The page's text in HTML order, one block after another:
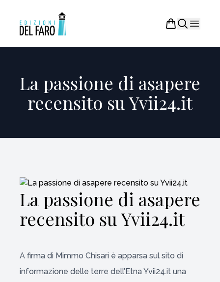
La passione di asapere
recensito su Yvii24.it
La passione di asapere
recensito su Yvii24.it
A firma di Mimmo Chisari è apparsa sul sito di
informazione delle terre dell’Etna Yvii24.it una